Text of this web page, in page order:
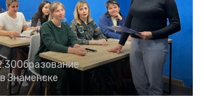
Образование
Знаменске